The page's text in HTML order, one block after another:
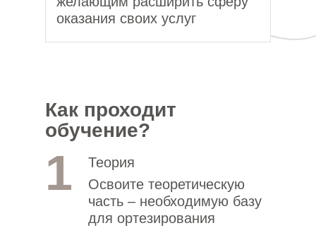
оказания своих услуг
Как проходит
обучение?
Теория
Освоите теоретическую
часть – необходимую базу
для ортезирования
1